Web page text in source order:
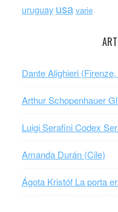
uruguay usa varie
Dante Alighieri
Arthur Schopenhauer
Luigi Serafini Codex
Amanda Durán (Cile)
Ágota Kristóf La porta